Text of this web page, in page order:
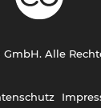
GmbH. Alle